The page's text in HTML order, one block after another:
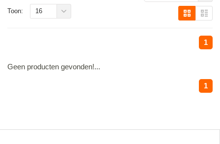
1
Toon: 16
Geen producten gevonden!...
1